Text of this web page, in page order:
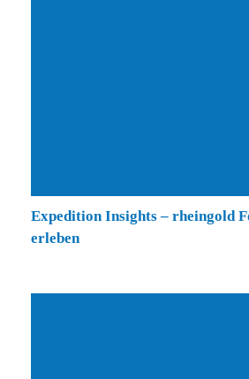
Expedition Insights – rheingold
erleben